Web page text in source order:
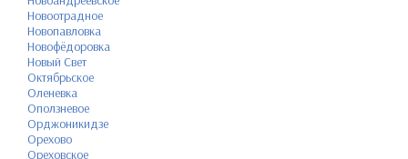
Новоотрадное
Новопавловка
Новофёдоровка
Новый Свет
Октябрьское
Оленевка
Оползневое
Орджоникидзе
Орехово
Ореховское